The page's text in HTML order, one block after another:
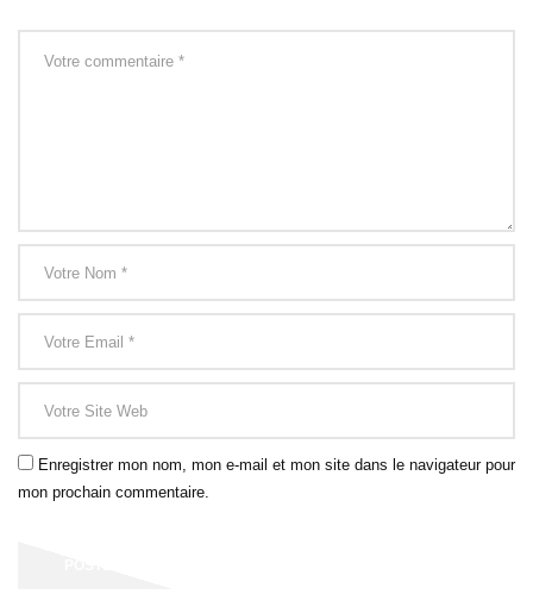
Enregistrer mon nom, mon e-mail et mon site dans le navigateur pour
mon prochain commentaire.